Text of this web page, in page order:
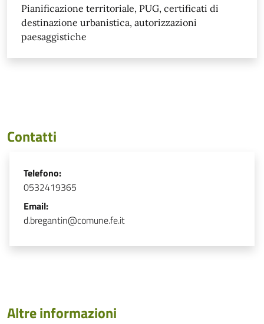
Pianificazione territoriale, PUG, certificati di
destinazione urbanistica, autorizzazioni
paesaggistiche
Contatti
Telefono:
0532419365
Email:
d.bregantin@comune.fe.it
Altre informazioni